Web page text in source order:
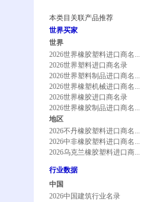
本类目关联产品推荐
世界买家
世界
2026世界橡胶塑料进口商名...
2026世界塑料进口商名录
2026世界塑料制品进口商名...
2026世界橡塑机械进口商名...
2026世界橡胶进口商名录
2026世界橡胶制品进口商名...
地区
2026不丹橡胶塑料进口商名...
2026中非橡胶塑料进口商名...
2026乌克兰橡胶塑料进口商...
行业数据
中国
2026中国建筑行业名录